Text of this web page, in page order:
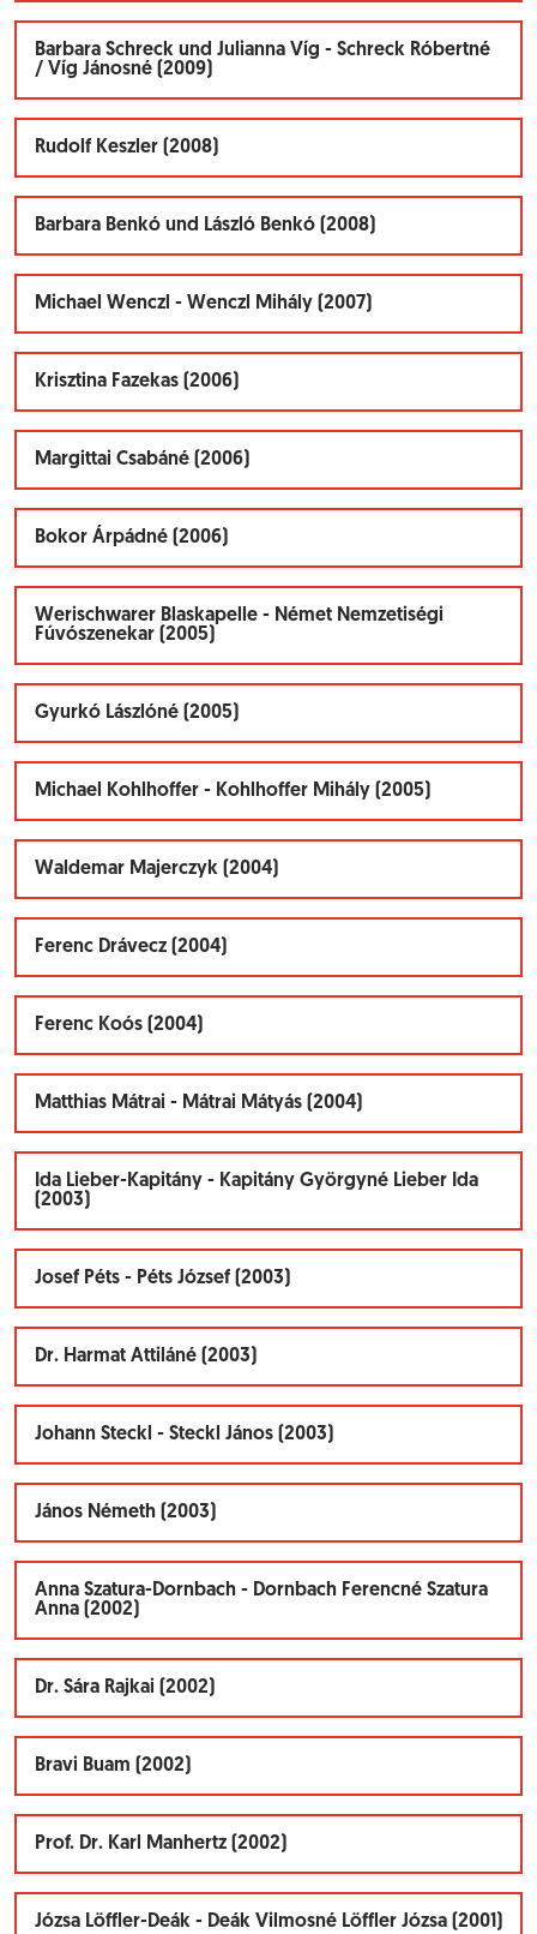
Barbara Schreck und Julianna Víg - Schreck Róbertné
/ Víg Jánosné (2009)
Rudolf Keszler (2008)
Barbara Benkó und László Benkó (2008)
Michael Wenczl - Wenczl Mihály (2007)
Krisztina Fazekas (2006)
Margittai Csabáné (2006)
Bokor Árpádné (2006)
Werischwarer Blaskapelle - Német Nemzetiségi
Fúvószenekar (2005)
Gyurkó Lászlóné (2005)
Michael Kohlhoffer - Kohlhoffer Mihály (2005)
Waldemar Majerczyk (2004)
Ferenc Drávecz (2004)
Ferenc Koós (2004)
Matthias Mátrai - Mátrai Mátyás (2004)
Ida Lieber-Kapitány - Kapitány Györgyné Lieber Ida
(2003)
Josef Péts - Péts József (2003)
Dr. Harmat Attiláné (2003)
Johann Steckl - Steckl János (2003)
János Németh (2003)
Anna Szatura-Dornbach - Dornbach Ferencné Szatura
Anna (2002)
Dr. Sára Rajkai (2002)
Bravi Buam (2002)
Prof. Dr. Karl Manhertz (2002)
Józsa Löffler-Deák - Deák Vilmosné Löffler Józsa (2001)